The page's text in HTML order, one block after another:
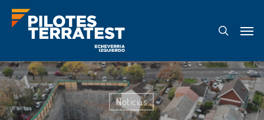
Skip
content
search
Menu
Noticias